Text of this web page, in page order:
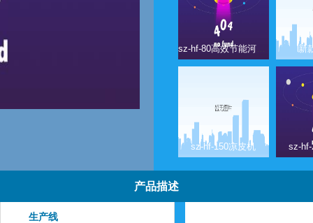
sz-hf-80高效节能河粉机 新
sz-hf-150凉皮机 sz-
产品描述
生产线